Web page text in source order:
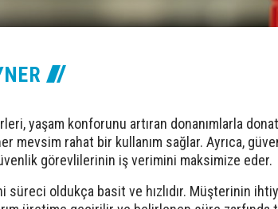
yaşam konforunu artıran donanımlarla
mevsim rahat bir kullanım sağlar. Ayrıca,
görevlilerinin iş verimini maksimize eder.
süreci oldukça basit ve hızlıdır. Müşterinin